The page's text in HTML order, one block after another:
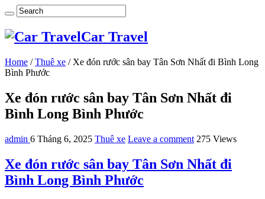
Car Travel
Home / Thuê xe / Xe đón rước sân bay Tân Sơn Nhất đi Bình Long
Bình Phước
Xe đón rước sân bay Tân Sơn Nhất đi
Bình Long Bình Phước
admin 6 Tháng 6, 2025 Thuê xe Leave a comment 275 Views
Xe đón rước sân bay Tân Sơn Nhất đi
Bình Long Bình Phước